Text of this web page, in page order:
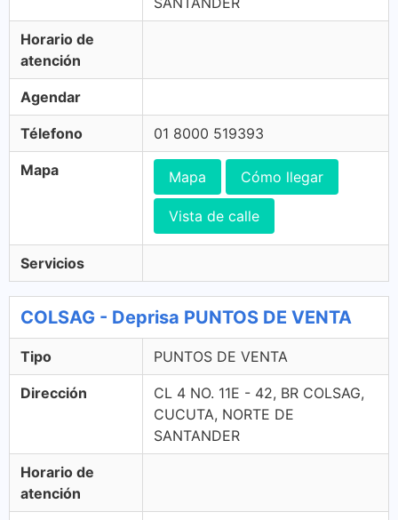
Horario de
atención
Agendar
Télefono 01 8000 519393
Mapa Mapa Cómo llegar
Vista de calle
Servicios
COLSAG - Deprisa PUNTOS DE VENTA
Tipo PUNTOS DE VENTA
Dirección
CL 4 NO. 11E - 42, BR COLSAG,
CUCUTA, NORTE DE
SANTANDER
Horario de
atención